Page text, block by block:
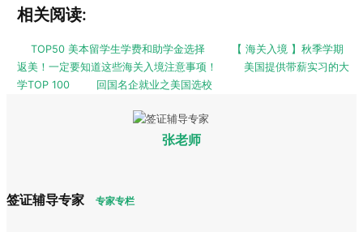
相关阅读:
TOP50 美本留学生学费和助学金选择
【 海关入境 】秋季学期
返美！一定要知道这些海关入境注意事项！
美国提供带薪实习的大
学TOP 100
回国名企就业之美国选校
张老师
签证辅导专家 专家专栏